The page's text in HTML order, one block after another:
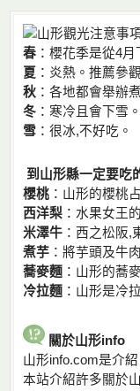
春 ：櫻花季是從4月
夏 ：炎熱。推薦參
秋 ：各地都會舉辦
冬 ：寒冷且會下雪
雪 ：很冰,不好吃。
到山形縣一定要吃
櫻桃 ：山形的櫻桃
西洋梨 ：水果女王
米澤牛 ：西之松阪,
煮芋 ：將芋頭及牛
蕎麥麵 ：山形的蕎
冷拉麵 ：山形是冷
關於山形info
山形info.com是介
本站介紹許多關於